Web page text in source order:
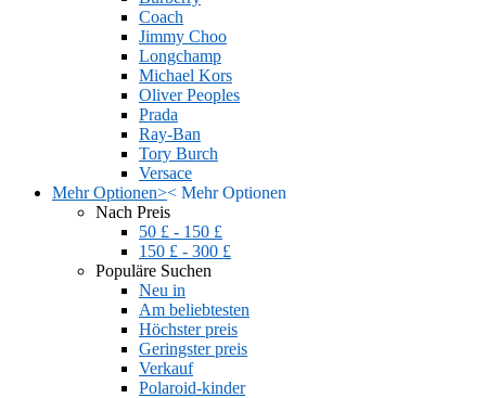
Coach
Jimmy Choo
Longchamp
Michael Kors
Oliver Peoples
Prada
Ray-Ban
Tory Burch
Versace
Mehr Optionen>< Mehr Optionen
Nach Preis
50 £ - 150 £
150 £ - 300 £
Populäre Suchen
Neu in
Am beliebtesten
Höchster preis
Geringster preis
Verkauf
Polaroid-kinder